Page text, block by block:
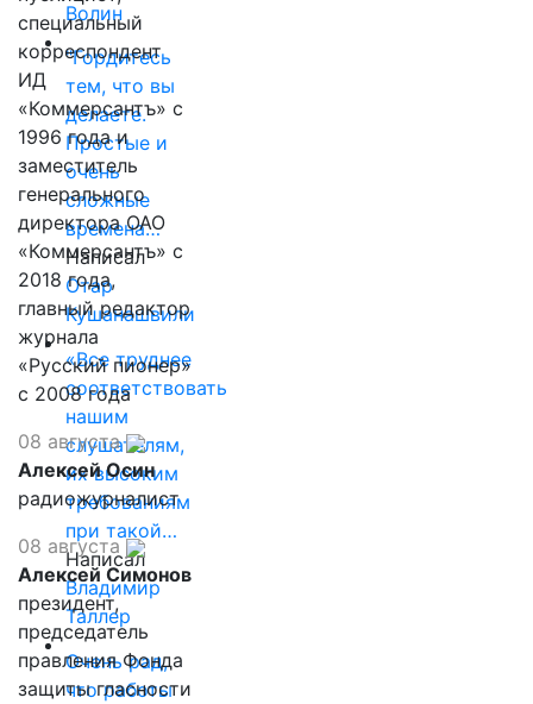
Волин
"Гордитесь
тем, что вы
делаете.
Простые и
очень
сложные
времена…
Написал
Отар
Кушанашвили
«Все труднее
соответствовать
нашим
слушателям,
их высоким
требованиям
при такой…
Написал
Владимир
Таллер
Очень рад,
что работы
специальный
корреспондент
ИД
«Коммерсантъ» с
1996 года и
заместитель
генерального
директора ОАО
«Коммерсантъ» с
2018 года,
главный редактор
журнала
«Русский пионер»
с 2008 года
08 августа
Алексей Осин
радиожурналист
08 августа
Алексей Симонов
президент,
председатель
правления Фонда
защиты гласности